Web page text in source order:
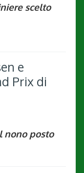
scelto
e
Prix di
nono posto